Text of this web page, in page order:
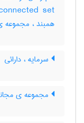
همبند ، مجموعه
سرمایه ، دارائی
مجموعه ی